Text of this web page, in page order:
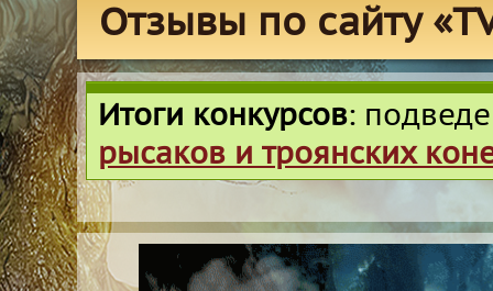
Отзывы по сайту
Итоги конкурсов:
рысаков и троянских